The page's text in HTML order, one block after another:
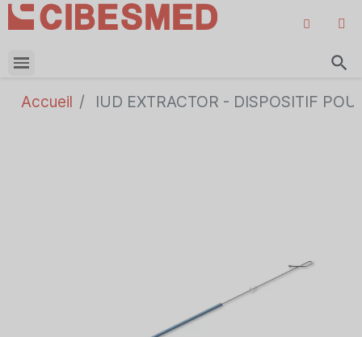
search
Accueil IUD EXTRACTOR - DISPOSITIF